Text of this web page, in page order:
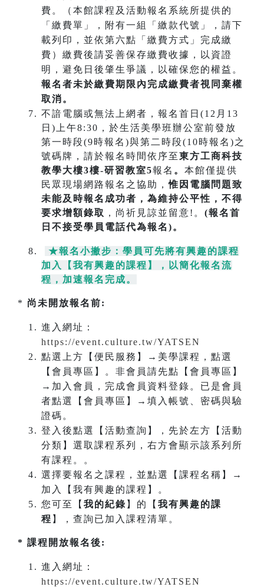
費。（本館課程及活動報名系統所提供的
「繳費單」，附有一組「繳款代號」，請下
載列印，並依第六點「繳費方式」完成繳
費）繳費後請妥善保存繳費收據，以資證
明，避免日後肇生爭議，以確保您的權益。
報名者未於繳費期限內完成繳費者視同棄權
取消。
不諳電腦或無法上網者，報名首日(12月13
日)上午8:30，於生活美學班辦公室前發放
第一時段(9時報名)與第二時段(10時報名)之
號碼牌，請於報名時間依序至東方工商科技
教學大樓3樓-研習教室5報名 。 本館僅提供
民眾現場網路報名之協助，惟因電腦問題致
未能及時報名成功者，為維持公平性，不得
要求增額錄取 ，尚祈見諒並留意!。 (報名首
日不接受學員電話代為報名)。
★報名小撇步：學員可先將有興趣的課程
加入【我有興趣的課程】，以簡化報名流
程，加速報名完成。
* 尚未開放報名前:
進入網址：
https://event.culture.tw/YATSEN
點選上方【便民服務】→美學課程，點選
【會員專區】。非會員請先點【會員專區】
→加入會員，完成會員資料登錄。已是會員
者點選【會員專區】→填入帳號、密碼與驗
證碼。
登入後點選【活動查詢】，先於左方【活動
分類】選取課程系列，右方會顯示該系列所
有課程。。
選擇要報名之課程，並點選【課程名稱】→
加入【我有興趣的課程】。
您可至【 我的紀錄 】的【 我有興趣的課
程 】，查詢已加入課程清單。
* 課程開放報名後:
進入網址：
https://event.culture.tw/YATSEN